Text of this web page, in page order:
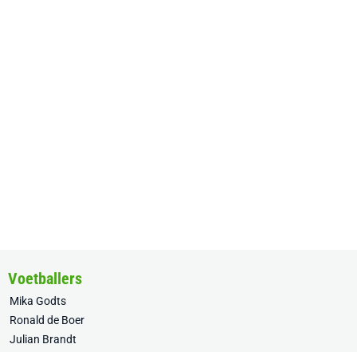
Voetballers
Mika Godts
Ronald de Boer
Julian Brandt